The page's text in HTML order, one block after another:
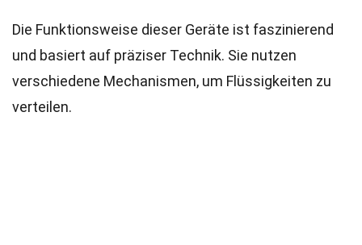
Die Funktionsweise dieser Geräte ist faszinierend
und basiert auf präziser Technik. Sie nutzen
verschiedene Mechanismen, um Flüssigkeiten zu
verteilen.